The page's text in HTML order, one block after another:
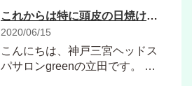
これからは特に頭皮の日焼けに気をつけましょう
2020/06/15
こんにちは、神戸三宮ヘッドス
パサロンgreenの立田です。 …